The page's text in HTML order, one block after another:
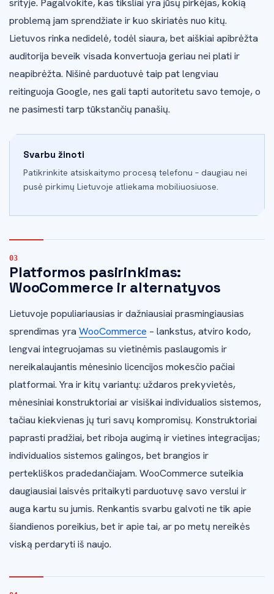
srityje. Pagalvokite, kas tiksliai yra jūsų pirkėjas, kokią
problemą jam sprendžiate ir kuo skiriatės nuo kitų.
Lietuvos rinka nedidelė, todėl siaura, bet aiškiai apibrėžta
auditorija beveik visada konvertuoja geriau nei plati ir
neapibrėžta. Nišinė parduotuvė taip pat lengviau
reitinguoja Google, nes gali tapti autoritetu savo temoje, o
ne pasimesti tarp tūkstančių panašių.
Svarbu žinoti
Patikrinkite atsiskaitymo procesą telefonu – daugiau nei
pusė pirkimų Lietuvoje atliekama mobiliuosiuose.
Platformos pasirinkimas:
WooCommerce ir alternatyvos
Lietuvoje populiariausias ir dažniausiai prasmingiausias
sprendimas yra WooCommerce – lankstus, atviro kodo,
lengvai integruojamas su vietinėmis paslaugomis ir
nereikalaujantis mėnesinio licencijos mokesčio pačiai
platformai. Yra ir kitų variantų: uždaros prekyvietės,
mėnesiniai konstruktoriai ar visiškai individualios sistemos,
tačiau kiekvienas jų turi savų kompromisų. Konstruktoriai
paprasti pradžiai, bet riboja augimą ir vietines integracijas;
individualios sistemos galingos, bet brangios ir
pertekliškos pradedančiajam. WooCommerce suteikia
daugiausiai laisvės pritaikyti parduotuvę savo verslui ir
auga kartu su jumis. Renkantis svarbu galvoti ne tik apie
šiandienos poreikius, bet ir apie tai, ar po metų nereikės
viską perdaryti iš naujo.